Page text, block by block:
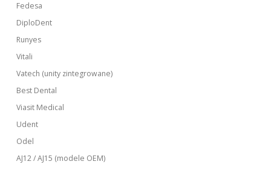
Fedesa
DiploDent
Runyes
Vitali
Vatech (unity zintegrowane)
Best Dental
Viasit Medical
Udent
Odel
AJ12 / AJ15 (modele OEM)